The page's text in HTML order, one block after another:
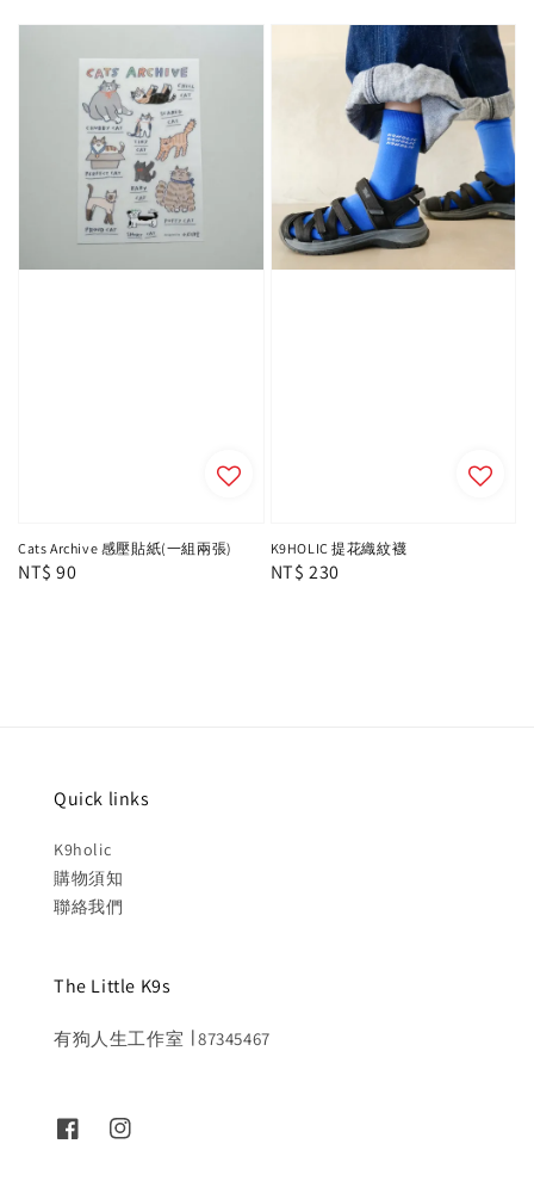
Cats Archive 感壓貼紙(一組兩張)
Regular
NT$ 90
K9HOLIC 提花織紋襪
Regular
NT$ 230
Quick links
K9holic
購物須知
聯絡我們
The Little K9s
有狗人生工作室 ∣ 87345467